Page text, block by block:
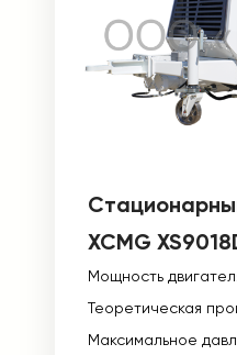
XCMG
Мощность
Теоретическая
Максимальное